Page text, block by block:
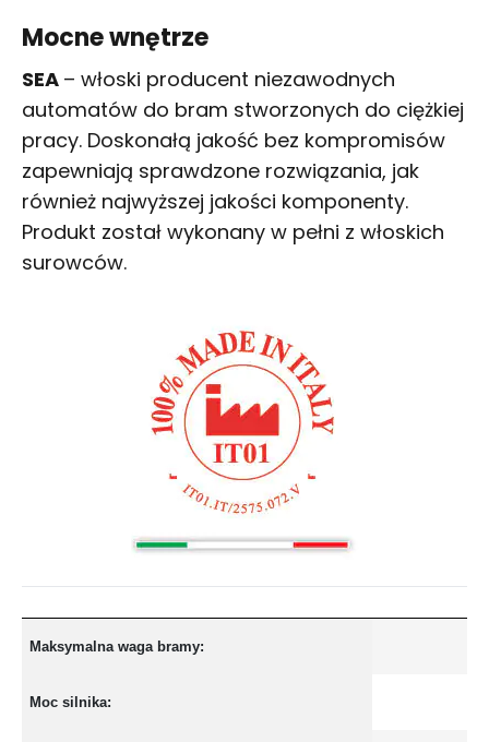
Mocne wnętrze
SEA – włoski producent niezawodnych
automatów do bram stworzonych do ciężkiej
pracy. Doskonałą jakość bez kompromisów
zapewniają sprawdzone rozwiązania, jak
również najwyższej jakości komponenty.
Produkt został wykonany w pełni z włoskich
surowców.
Maksymalna waga bramy:
Moc silnika: